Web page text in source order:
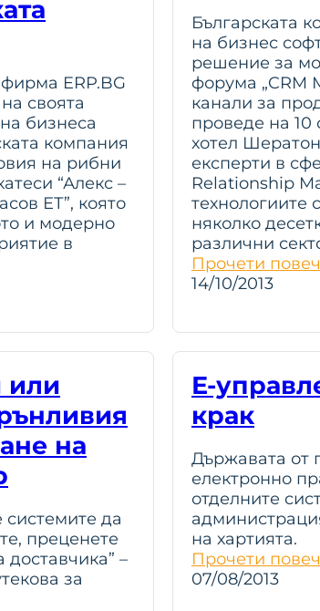
ERP.BG
своята
бизнеса
компания
на рибни
“Алекс –
ЕТ”, която
и модерно
в
Българската
на бизнес
решение за
форума „CRM
канали за
проведе на 10
хотел
експерти в
Relationship
технологиите
няколко
различни
Прочети
14/10/2013
или
на
да
преценете
доставчика” –
за
Е-
крак
Държавата от
електронно
отделните
на хартията.
Прочети
07/08/2013